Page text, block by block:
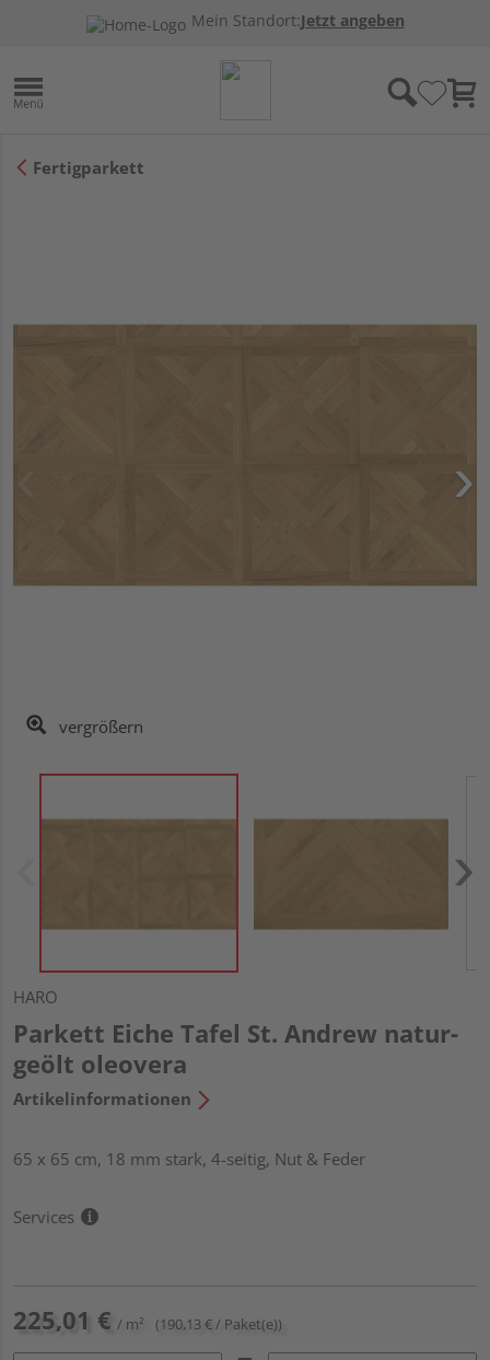
Mein Standort:Jetzt angeben
Fertigparkett
vergrößern
HARO
Parkett Eiche Tafel St. Andrew natur-
geölt oleovera
Artikelinformationen
65 x 65 cm, 18 mm stark, 4-seitig, Nut & Feder
Services
225,01 € / m² (190,13 € / Paket(e))